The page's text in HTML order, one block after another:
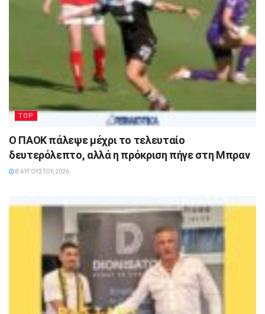
TOP
Ο ΠΑΟΚ πάλεψε μέχρι το τελευταίο
δευτερόλεπτο, αλλά η πρόκριση πήγε στη Μπραν
8 ΑΥΓΟΎΣΤΟΥ, 2026